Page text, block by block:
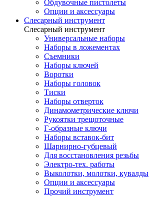
Обдувочные пистолеты
Опции и аксессуары
Слесарный инструмент
Слесарный инструмент
Универсальные наборы
Наборы в ложементах
Съемники
Наборы ключей
Воротки
Наборы головок
Тиски
Наборы отверток
Динамометрические ключи
Рукоятки трещоточные
Г-образные ключи
Наборы вставок-бит
Шарнирно-губцевый
Для восстановления резьбы
Электро-тех. работы
Выколотки, молотки, кувалды
Опции и аксессуары
Прочий инструмент